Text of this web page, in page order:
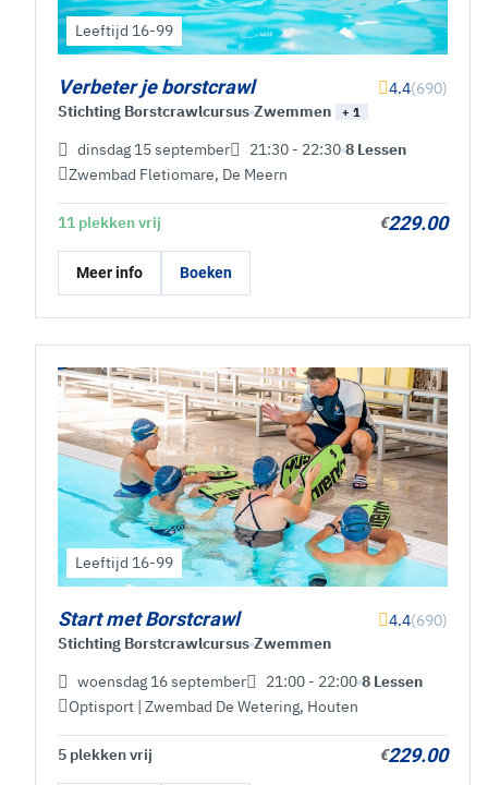
Leeftijd 16-99
Verbeter je borstcrawl 4.4(690)
Stichting Borstcrawlcursus Zwemmen + 1
dinsdag 15 september 21:30 - 22:30 8 Lessen
Zwembad Fletiomare, De Meern
11 plekken vrij €229.00
Meer info Boeken
Leeftijd 16-99
Start met Borstcrawl 4.4(690)
Stichting Borstcrawlcursus Zwemmen
woensdag 16 september
21:00 - 22:00 8 Lessen
Optisport | Zwembad De Wetering, Houten
5 plekken vrij €229.00